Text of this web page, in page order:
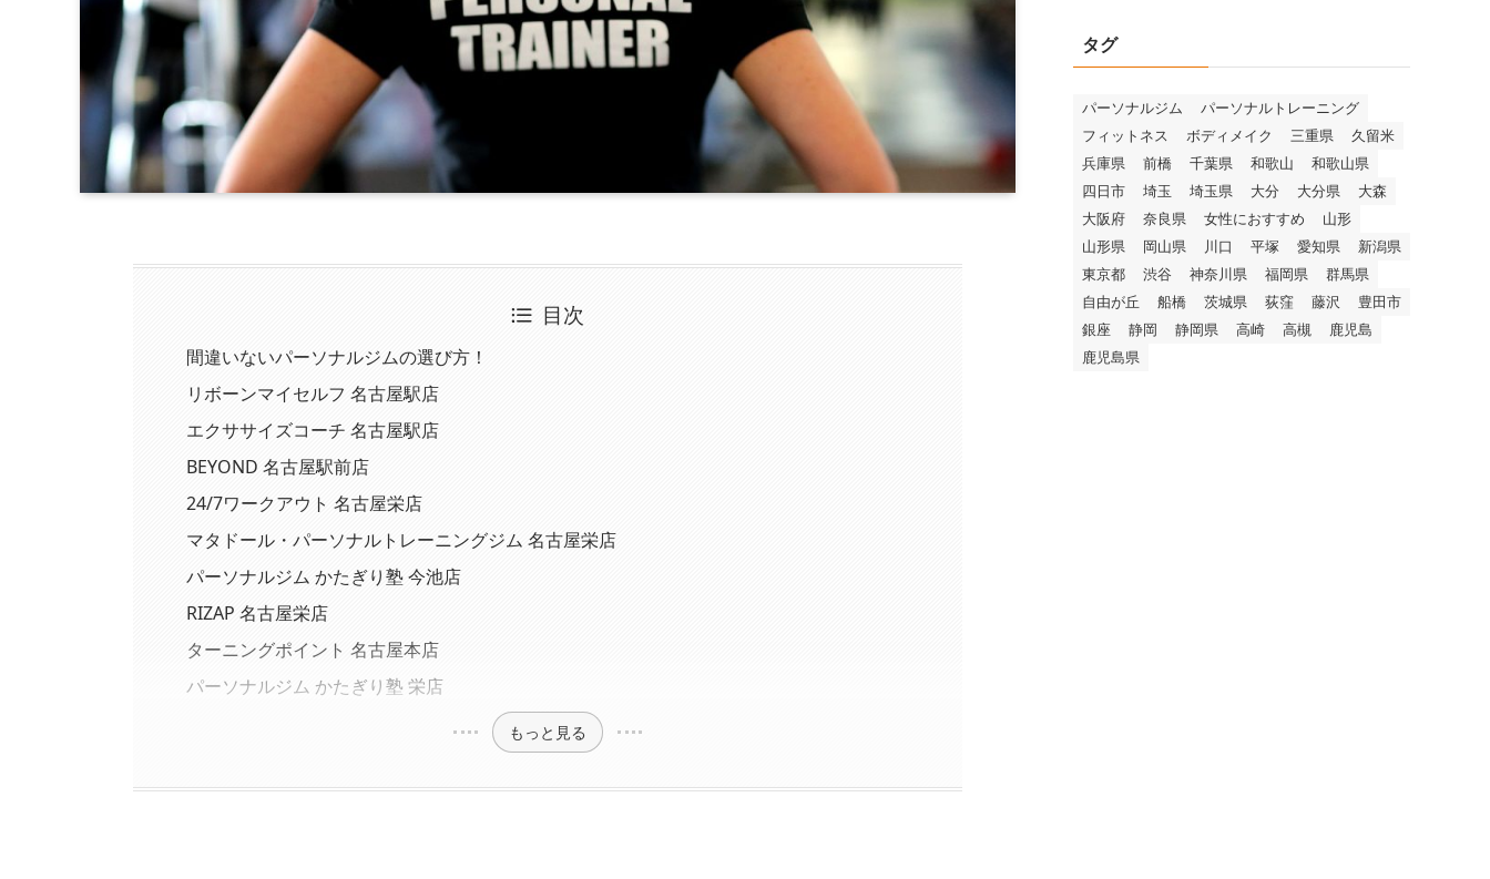
目次
間違いないパーソナルジムの選び方！
リボーンマイセルフ 名古屋駅店
エクササイズコーチ 名古屋駅店
BEYOND 名古屋駅前店
24/7ワークアウト 名古屋栄店
マタドール・パーソナルトレーニングジム 名古屋栄店
パーソナルジム かたぎり塾 今池店
RIZAP 名古屋栄店
ターニングポイント 名古屋本店
パーソナルジム かたぎり塾 栄店
もっと見る
タグ
パーソナルジム
パーソナルトレーニング
フィットネス
ボディメイク 三重県
久留米
兵庫県
前橋 千葉県 和歌山
和歌山県
四日市
埼玉 埼玉県 大分 大分県
大森
大阪府
奈良県 女性におすすめ
山形
山形県
岡山県 川口 平塚 愛知県
新潟県
東京都
渋谷 神奈川県 福岡県
群馬県
自由が丘
船橋 茨城県 荻窪 藤沢
豊田市
銀座
静岡 静岡県 高崎 高槻
鹿児島
鹿児島県